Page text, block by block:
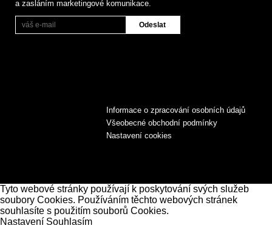
a zasláním marketingové komunikace.
Informace o zpracování osobních údajů
Všeobecné obchodní podmínky
Nastavení cookies
Tyto webové stránky používají k poskytování svých služeb
soubory Cookies. Používáním těchto webových stránek
souhlasíte s použitím souborů Cookies.
Nastavení Souhlasím